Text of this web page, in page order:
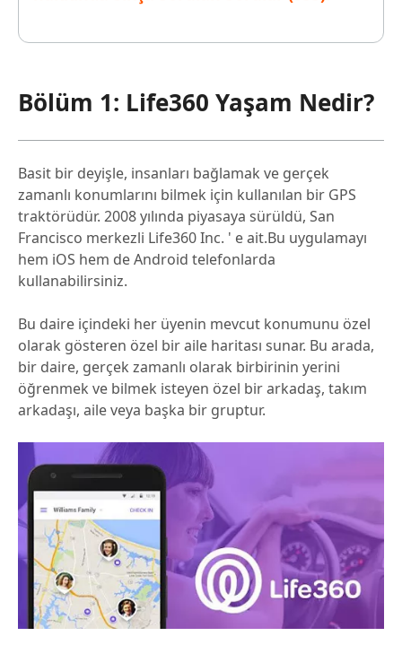
Bölüm 1: Life360 Yaşam Nedir?
Basit bir deyişle, insanları bağlamak ve gerçek
zamanlı konumlarını bilmek için kullanılan bir GPS
traktörüdür. 2008 yılında piyasaya sürüldü, San
Francisco merkezli Life360 Inc. ' e ait.Bu uygulamayı
hem iOS hem de Android telefonlarda
kullanabilirsiniz.
Bu daire içindeki her üyenin mevcut konumunu özel
olarak gösteren özel bir aile haritası sunar. Bu arada,
bir daire, gerçek zamanlı olarak birbirinin yerini
öğrenmek ve bilmek isteyen özel bir arkadaş, takım
arkadaşı, aile veya başka bir gruptur.